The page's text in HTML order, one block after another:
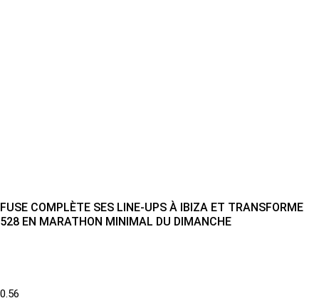
FUSE COMPLÈTE SES LINE-UPS À IBIZA ET TRANSFORME
528 EN MARATHON MINIMAL DU DIMANCHE